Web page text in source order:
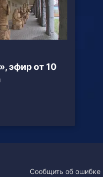
эфир от 10
Сообщить об ошибке